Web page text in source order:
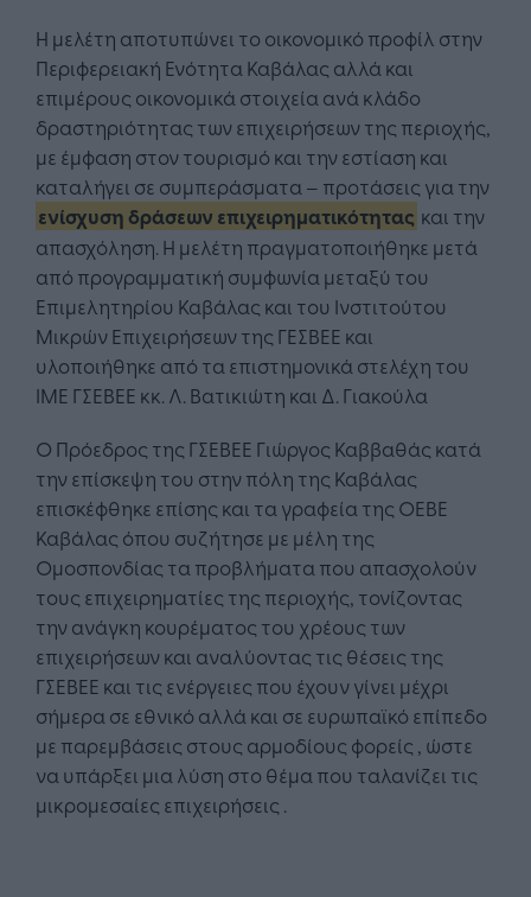
Η μελέτη αποτυπώνει το οικονομικό προφίλ στην
Περιφερειακή Ενότητα Καβάλας αλλά και
επιμέρους οικονομικά στοιχεία ανά κλάδο
δραστηριότητας των επιχειρήσεων της περιοχής,
με έμφαση στον τουρισμό και την εστίαση και
καταλήγει σε συμπεράσματα – προτάσεις για την
ενίσχυση δράσεων επιχειρηματικότητας και την
απασχόληση. Η μελέτη πραγματοποιήθηκε μετά
από προγραμματική συμφωνία μεταξύ του
Επιμελητηρίου Καβάλας και του Ινστιτούτου
Μικρών Επιχειρήσεων της ΓΕΣΒΕΕ και
υλοποιήθηκε από τα επιστημονικά στελέχη του
ΙΜΕ ΓΣΕΒΕΕ κκ. Λ. Βατικιώτη και Δ. Γιακούλα
Ο Πρόεδρος της ΓΣΕΒΕΕ Γιώργος Καββαθάς κατά
την επίσκεψη του στην πόλη της Καβάλας
επισκέφθηκε επίσης και τα γραφεία της ΟΕΒΕ
Καβάλας όπου συζήτησε με μέλη της
Ομοσπονδίας τα προβλήματα που απασχολούν
τους επιχειρηματίες της περιοχής, τονίζοντας
την ανάγκη κουρέματος του χρέους των
επιχειρήσεων και αναλύοντας τις θέσεις της
ΓΣΕΒΕΕ και τις ενέργειες που έχουν γίνει μέχρι
σήμερα σε εθνικό αλλά και σε ευρωπαϊκό επίπεδο
με παρεμβάσεις στους αρμοδίους φορείς , ώστε
να υπάρξει μια λύση στο θέμα που ταλανίζει τις
μικρομεσαίες επιχειρήσεις .